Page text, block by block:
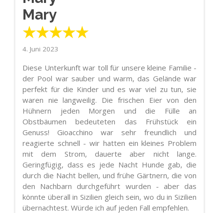
Mary
★★★★★
4. Juni 2023
Diese Unterkunft war toll für unsere kleine Familie -
der Pool war sauber und warm, das Gelände war
perfekt für die Kinder und es war viel zu tun, sie
waren nie langweilig. Die frischen Eier von den
Hühnern jeden Morgen und die Fülle an
Obstbäumen bedeuteten das Frühstück ein
Genuss! Gioacchino war sehr freundlich und
reagierte schnell - wir hatten ein kleines Problem
mit dem Strom, dauerte aber nicht lange.
Geringfügig, dass es jede Nacht Hunde gab, die
durch die Nacht bellen, und frühe Gärtnern, die von
den Nachbarn durchgeführt wurden - aber das
könnte überall in Sizilien gleich sein, wo du in Sizilien
übernachtest. Würde ich auf jeden Fall empfehlen.